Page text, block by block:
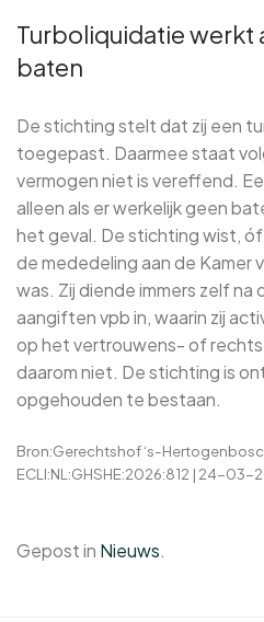
Turboliquidatie werkt
baten
De stichting stelt dat zij een
toegepast. Daarmee staat
vermogen niet is vereffend.
alleen als er werkelijk geen
het geval. De stichting wist,
de mededeling aan de Kamer
was. Zij diende immers zelf na
aangiften vpb in, waarin zij
op het vertrouwens- of
daarom niet. De stichting is
opgehouden te bestaan.
Bron:Gerechtshof ‘s-
ECLI:NL:GHSHE:2026:812 | 24-03-
Gepost in Nieuws.